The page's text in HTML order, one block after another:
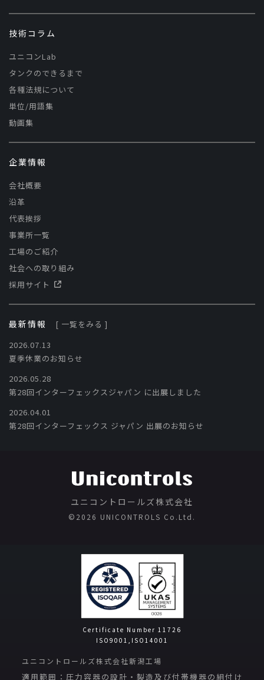
技術コラム
ユニコンLab
タンクのできるまで
各種法規について
単位/用語集
動画集
企業情報
会社概要
沿革
代表挨拶
事業所一覧
工場のご紹介
社会への取り組み
採用サイト
最新情報
[ 一覧をみる ]
2026.07.13
夏季休業のお知らせ
2026.05.28
第28回インターフェックスジャパン に出展しました
2026.04.01
第28回インターフェックス ジャパン 出展のお知らせ
ユニコントロールズ株式会社
©️2026 UNICONTROLS Co.Ltd.
Certificate Number 11726
ISO9001,ISO14001
ユニコントロールズ株式会社新潟工場
適用範囲：圧力容器の設計・製造及び付帯機器の組付け